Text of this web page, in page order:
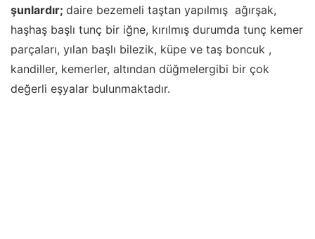
şunlardır; daire bezemeli taştan yapılmış ağırşak,
haşhaş başlı tunç bir iğne, kırılmış durumda tunç kemer
parçaları, yılan başlı bilezik, küpe ve taş boncuk ,
kandiller, kemerler, altından düğmelergibi bir çok
değerli eşyalar bulunmaktadır.